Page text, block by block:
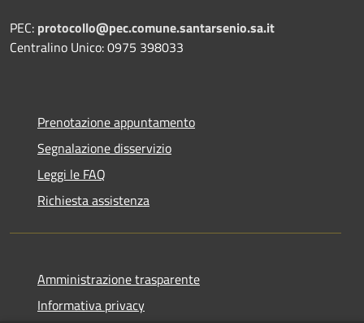
PEC: protocollo@pec.comune.santarsenio.sa.it
Centralino Unico: 0975 398033
Prenotazione appuntamento
Segnalazione disservizio
Leggi le FAQ
Richiesta assistenza
Amministrazione trasparente
Informativa privacy